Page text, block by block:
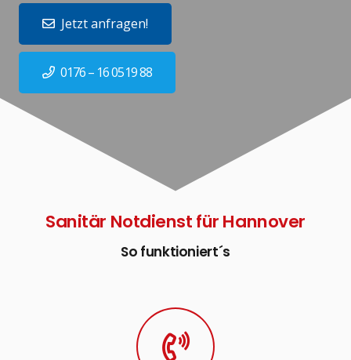
Jetzt anfragen!
0176 – 16 0519 88
Sanitär Notdienst für Hannover
So funktioniert´s